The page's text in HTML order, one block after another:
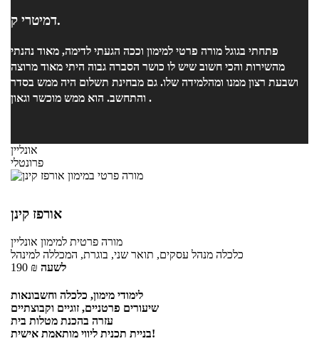
דמיטרי ק.
פתחתי בגוגל מורה פרטי למימון וככה הגעתי לדימה, מאוד נהנתי
מהשירות והכי חשוב שיש לו כושר הסברה גבוה היתי מאוד מרוצה
ושבעת רצון ממנו ומהלמידה שלו. גם מבחינת תשלום היה ממש בסדר
והתחשב. הוא ממש מוכשר וגאון .
אונליין
פרונטלי
אורפז קינן
מורה פרטית למימון אונליין
כלכלה מנהל עסקים, תואר שני, בוגרת, המכללה למינהל
190 ₪ לשעה
לימודי מימון, כלכלה וחשבונאות
שיעורים פרטניים, זוגיים וקבוצתיים
עזרה בהכנת מטלות בית
בניית תכנית ליווי מותאמת אישית!